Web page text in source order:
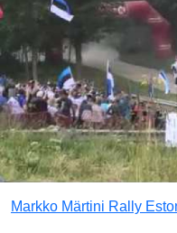
Markko Märtini Rally